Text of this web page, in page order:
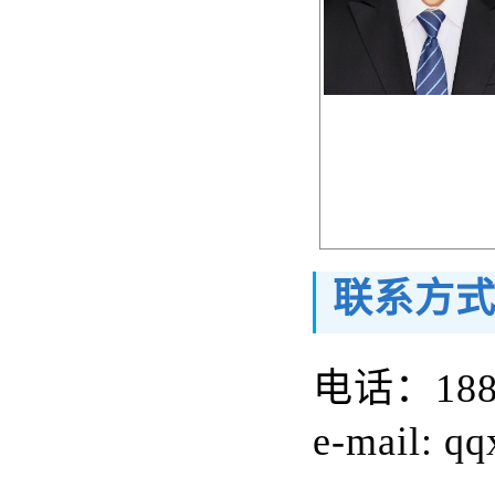
联系方式
电话：
e-mail: